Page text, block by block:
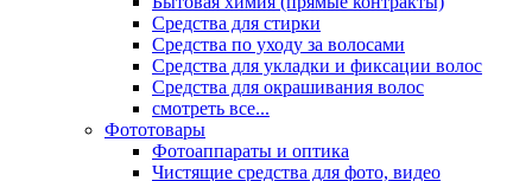
Средства для стирки
Средства по уходу за волосами
Средства для укладки и фиксации волос
Средства для окрашивания волос
смотреть все...
Фототовары
Фотоаппараты и оптика
Чистящие средства для фото, видео